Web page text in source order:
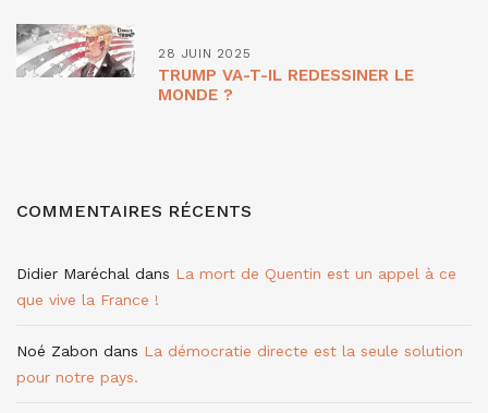
28 JUIN 2025
TRUMP VA-T-IL REDESSINER LE
MONDE ?
COMMENTAIRES RÉCENTS
Didier Maréchal dans La mort de Quentin est un appel à ce
que vive la France !
Noé Zabon dans La démocratie directe est la seule solution
pour notre pays.